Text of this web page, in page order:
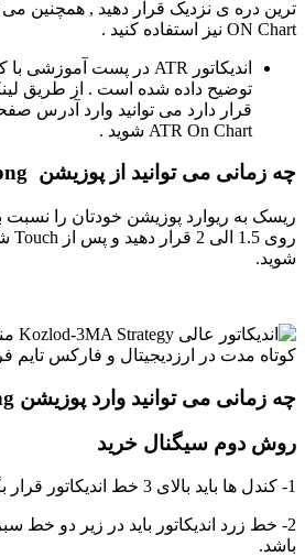
ON Chart نیز استفاده کنید .
توضیح داده شده است . از طریق
قرار دارد می توانید وارد آدرس
ATR On Chart شوید .
چه زمانی می توانید از پوزیشن Long خارج شوید ؟
شوید.
چه زمانی می توانید وارد پوزیشن Long شوید ؟
روش دوم سیگنال خرید
1- کندل ها باید بالای 3 خط اندیکاتور قرار بگیرند.
2- خط زرد اندیکاتور باید در زیر دو خط
باشد.